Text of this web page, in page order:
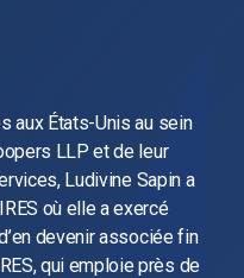
aux États-Unis au sein
LLP et de leur
Ludivine Sapin a
où elle a exercé
devenir associée fin
qui emploie près de